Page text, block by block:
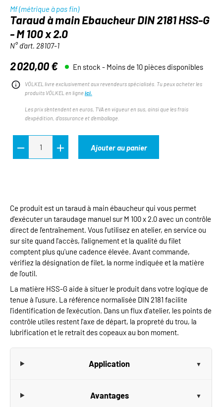
Mf (métrique à pas fin)
Taraud à main Ebaucheur DIN 2181 HSS-G
- M 100 x 2.0
N° d'art. 28107-1
Prix régulier :
2 020,00 € En stock - Moins de 10 pièces disponibles
VÖLKEL livre exclusivement aux revendeurs spécialisés. Tu peux acheter les
produits VÖLKEL en ligne ici.
Les prix s'entendent en euros, TVA en vigueur en sus, ainsi que les frais
d'expédition, d'assurance et d'emballage.
Ajouter au panier
Ce produit est un taraud à main ébaucheur qui vous permet
d'exécuter un taraudage manuel sur M 100 x 2.0 avec un contrôle
direct de l'entraînement. Vous l'utilisez en atelier, en service ou
sur site quand l'accès, l'alignement et la qualité du filet
comptent plus qu'une cadence élevée. Avant commande,
vérifiez la désignation de filet, la norme indiquée et la matière
de l'outil.
La matière HSS-G aide à situer le produit dans votre logique de
tenue à l'usure. La référence normalisée DIN 2181 facilite
l'identification de l'exécution. Dans un flux d'atelier, les points de
contrôle utiles restent l'axe de départ, la propreté du trou, la
lubrification et le retrait des copeaux au bon moment.
Application
Avantages